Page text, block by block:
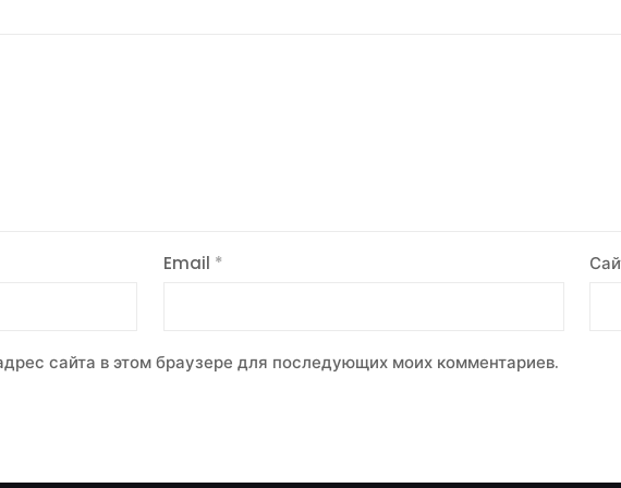
Email *
сайта в этом браузере для последующих моих комментариев.